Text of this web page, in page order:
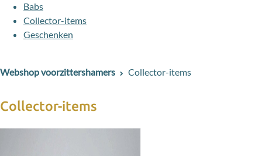
Webshop voorzittershamers Collector-items
Collector-items
Babs
Collector-items
Geschenken